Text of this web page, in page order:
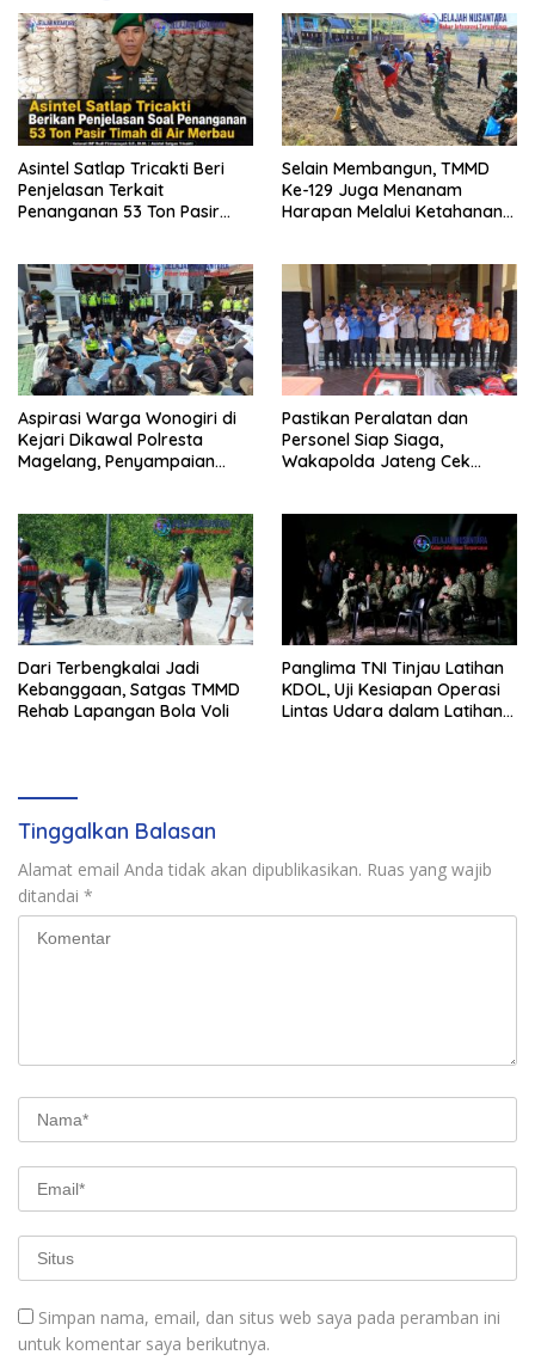
Asintel Satlap Tricakti Beri
Penjelasan Terkait
Penanganan 53 Ton Pasir
Selain Membangun, TMMD
Ke-129 Juga Menanam
Harapan Melalui Ketahanan
Aspirasi Warga Wonogiri di
Kejari Dikawal Polresta
Magelang, Penyampaian
Pastikan Peralatan dan
Personel Siap Siaga,
Wakapolda Jateng Cek
Dari Terbengkalai Jadi
Kebanggaan, Satgas TMMD
Rehab Lapangan Bola Voli
Panglima TNI Tinjau Latihan
KDOL, Uji Kesiapan Operasi
Lintas Udara dalam Latihan
Tinggalkan Balasan
Alamat email Anda tidak akan dipublikasikan. Ruas yang wajib
ditandai *
Simpan nama, email, dan situs web saya pada peramban ini
untuk komentar saya berikutnya.